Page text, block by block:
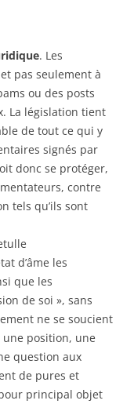
. Les
pas seulement à
ou des posts
La législation tient
de tout ce qui y
signés par
donc se protéger,
contre
tels qu’ils sont
d’âme les
que les
de soi », sans
ne se soucient
position, une
question aux
de pures et
principal objet